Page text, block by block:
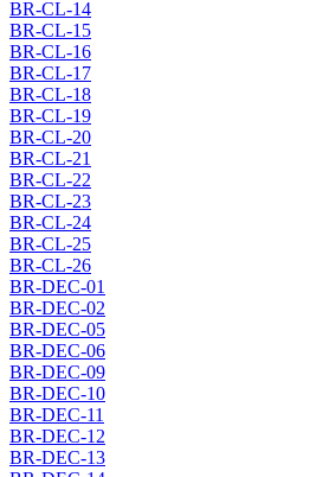
BR-CL-14
BR-CL-15
BR-CL-16
BR-CL-17
BR-CL-18
BR-CL-19
BR-CL-20
BR-CL-21
BR-CL-22
BR-CL-23
BR-CL-24
BR-CL-25
BR-CL-26
BR-DEC-01
BR-DEC-02
BR-DEC-05
BR-DEC-06
BR-DEC-09
BR-DEC-10
BR-DEC-11
BR-DEC-12
BR-DEC-13